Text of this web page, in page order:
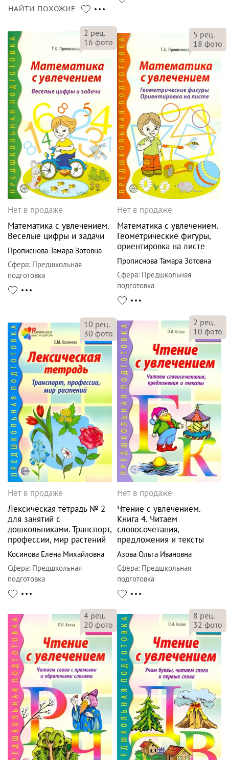
НАЙТИ ПОХОЖИЕ
2 рец.
16 фото
Нет в продаже
Математика с увлечением.
Веселые цифры и задачи
Прописнова Тамара Зотовна
Сфера: Предшкольная
подготовка
5 рец.
18 фото
Нет в продаже
Математика с увлечением.
Геометрические фигуры,
ориентировка на листе
Прописнова Тамара Зотовна
Сфера: Предшкольная
подготовка
10 рец.
30 фото
Нет в продаже
Лексическая тетрадь № 2
для занятий с
дошкольниками. Транспорт,
профессии, мир растений
Косинова Елена Михайловна
Сфера: Предшкольная
подготовка
2 рец.
10 фото
Нет в продаже
Чтение с увлечением.
Книга 4. Читаем
словосочетания,
предложения и тексты
Азова Ольга Ивановна
Сфера: Предшкольная
подготовка
4 рец.
20 фото
8 рец.
32 фото